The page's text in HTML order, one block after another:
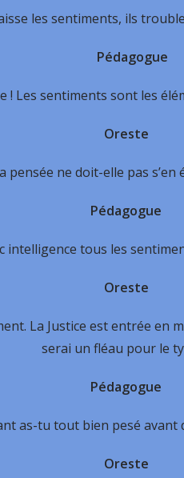
les sentiments, ils
Pédagogue
! Les sentiments sont les
Oreste
pensée ne doit-elle pas s’en
Pédagogue
intelligence tous les
Oreste
La Justice est entrée en
serai un fléau pour le
Pédagogue
as-tu tout bien pesé avant
Oreste